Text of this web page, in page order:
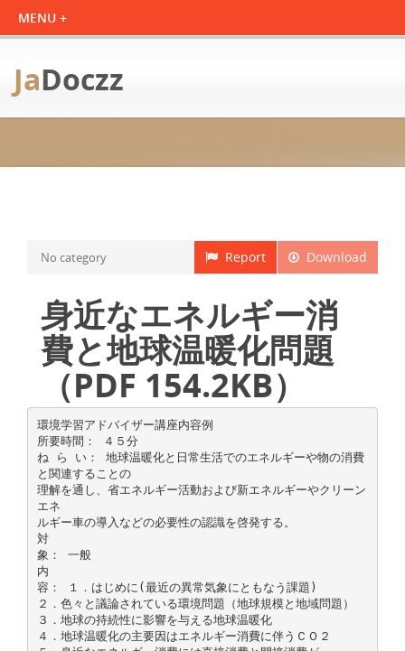
JaDoczz
Download
Report
No category
身近なエネルギー消
費と地球温暖化問題
（PDF 154.2KB）
環境学習アドバイザー講座内容例
所要時間： ４５分
ね ら い： 地球温暖化と日常生活でのエネルギーや物の消費
と関連することの
理解を通し、省エネルギー活動および新エネルギーやクリーン
エネ
ルギー車の導入などの必要性の認識を啓発する。
対
象： 一般
内
容： １．はじめに(最近の異常気象にともなう課題)
２．色々と議論されている環境問題（地球規模と地域問題）
３．地球の持続性に影響を与える地球温暖化
４．地球温暖化の主要因はエネルギー消費に伴うＣＯ２